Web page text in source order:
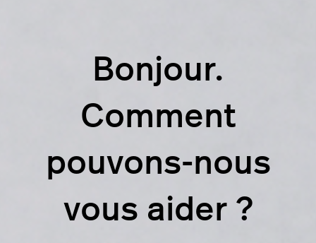
Bonjour.
Comment
pouvons-nous
vous aider ?